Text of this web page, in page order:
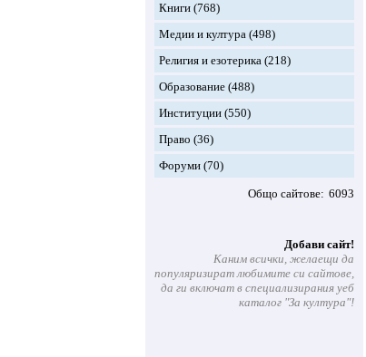
Книги (768)
Медии и култура (498)
Религия и езотерика (218)
Образование (488)
Институции (550)
Право (36)
Форуми (70)
Общо сайтове 6093
Добави сайт!
Каним всички, желаещи да
популяризират любимите си сайтове,
да ги включат в специализирания уеб
каталог "За култура"!